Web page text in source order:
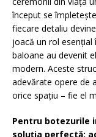
început se
fiecare detaliu
joacă un rol
baloane au devenit
modern. Aceste
adevărate opere de
orice spațiu – fie el
Pentru botezurile
soluția perfectă: